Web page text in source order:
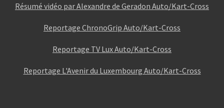
Résumé vidéo par Alexandre de Geradon Auto/Kart-Cross
Reportage ChronoGrip Auto/Kart-Cross
Reportage TV Lux Auto/Kart-Cross
Reportage L'Avenir du Luxembourg Auto/Kart-Cross